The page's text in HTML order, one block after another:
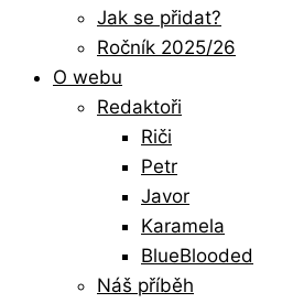
Jak se přidat?
Ročník 2025/26
O webu
Redaktoři
Riči
Petr
Javor
Karamela
BlueBlooded
Náš příběh